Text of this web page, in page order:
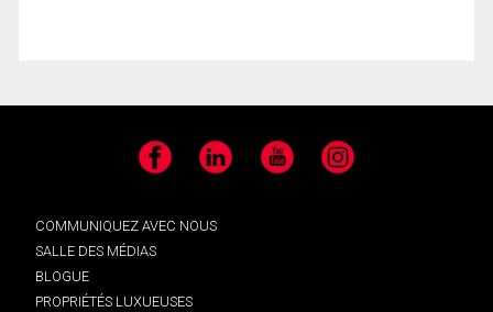
Facebook LinkedIn YouTube Instagram
COMMUNIQUEZ AVEC NOUS
SALLE DES MÉDIAS
BLOGUE
PROPRIÉTÉS LUXUEUSES